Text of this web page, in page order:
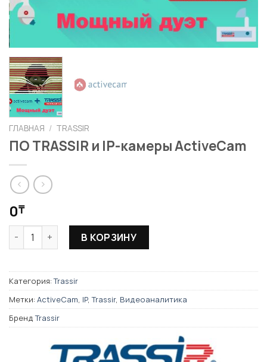
ГЛАВНАЯ / TRASSIR
ПО TRASSIR и IP-камеры ActiveCam
0₸
Количество товара ПО TRASSIR и IP-камеры ActiveCam
В КОРЗИНУ
Категория:Trassir
Метки: ActiveCam, IP,Trassir, Видеоаналитика
БрендTrassir